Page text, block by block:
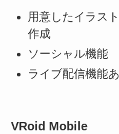
用意したイラス
作成
ソーシャル機能
ライブ配信機能
VRoid Mobile